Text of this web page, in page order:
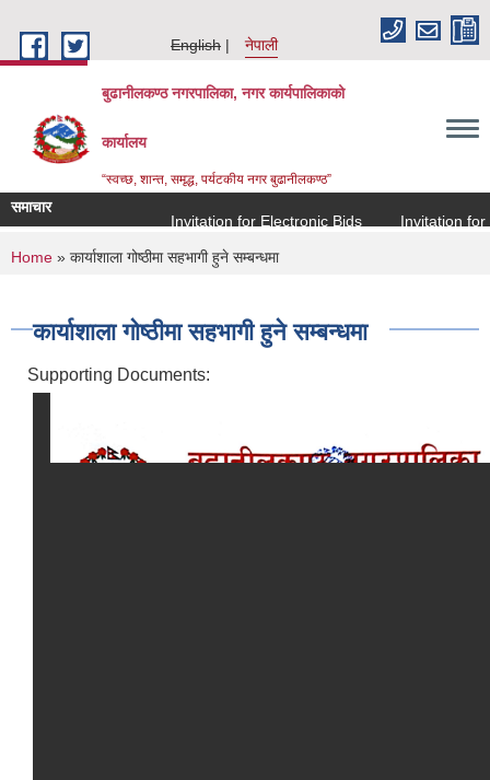
English
नेपाली
बुढानीलकण्ठ नगरपालिका, नगर कार्यपालिकाको
कार्यालय
“स्वच्छ, शान्त, समृद्ध, पर्यटकीय नगर बुढानीलकण्ठ”
समाचार
Invitation for Electronic Bids
Invitation for
You are here
Home » कार्याशाला गोष्ठीमा सहभागी हुने सम्बन्धमा
कार्याशाला गोष्ठीमा सहभागी हुने सम्बन्धमा
Supporting Documents: